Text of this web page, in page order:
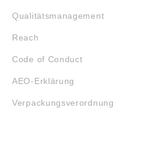
Qualitätsmanagement
Reach
Code of Conduct
AEO-Erklärung
Verpackungsverordnung